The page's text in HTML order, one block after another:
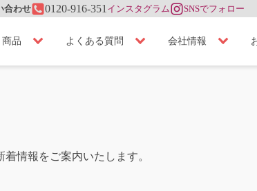
合わせ 0120-916-351 インスタグラム SNSでフォロー
商品 よくある質問 会社情報
情報をご案内いたします。